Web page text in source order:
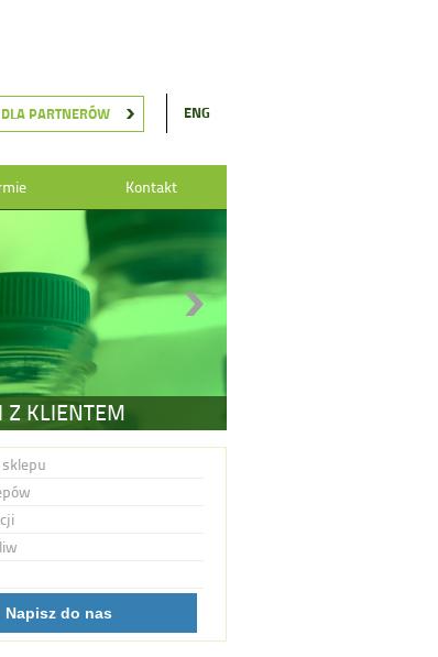
PARTNERÓW ENG
Kontakt
Z KLIENTEM
Napisz do nas